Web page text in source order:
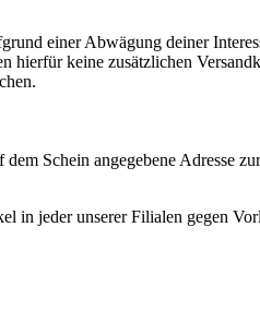
einer Abwägung deiner
keine zusätzlichen
Schein angegebene Adresse
in jeder unserer Filialen gegen